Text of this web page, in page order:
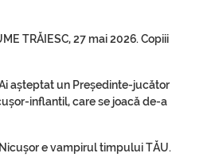
TRĂIESC, 27 mai 2026. Copiii
așteptat un Președinte-jucător
inflantil, care se joacă de-a
e vampirul timpului TĂU.